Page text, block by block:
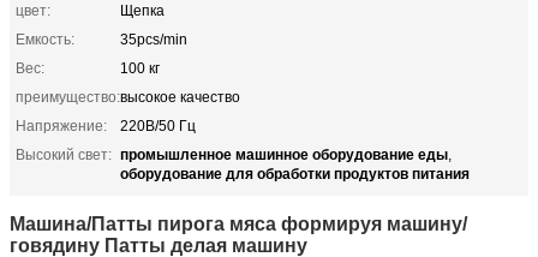
цвет:
Щепка
Емкость:
35pcs/min
Вес:
100 кг
преимущество:высокое качество
Напряжение:
220В/50 Гц
Высокий свет: промышленное машинное оборудование еды,
оборудование для обработки продуктов питания
Машина/Патты пирога мяса формируя машину/
говядину Патты делая машину